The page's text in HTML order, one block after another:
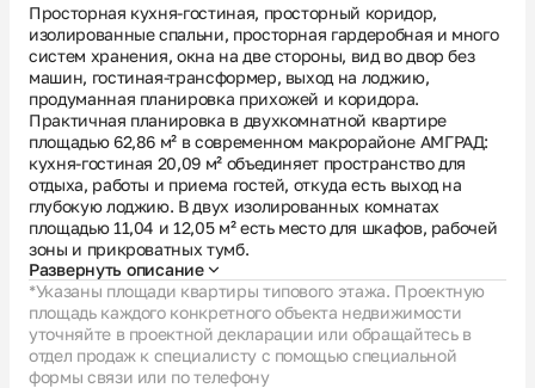
Просторная кухня-гостиная, просторный коридор,
изолированные спальни, просторная гардеробная и много
систем хранения, окна на две стороны, вид во двор без
машин, гостиная-трансформер, выход на лоджию,
продуманная планировка прихожей и коридора.
Практичная планировка в двухкомнатной квартире
площадью 62,86 м² в современном макрорайоне АМГРАД:
кухня-гостиная 20,09 м² объединяет пространство для
отдыха, работы и приема гостей, откуда есть выход на
глубокую лоджию. В двух изолированных комнатах
площадью 11,04 и 12,05 м² есть место для шкафов, рабочей
зоны и прикроватных тумб.
Развернуть описание
*Указаны площади квартиры типового этажа. Проектную
площадь каждого конкретного объекта недвижимости
уточняйте в проектной декларации или обращайтесь в
отдел продаж к специалисту с помощью специальной
формы связи или по телефону